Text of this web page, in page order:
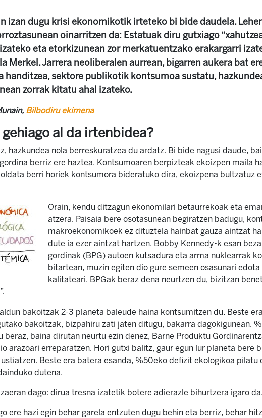
izan dugu krisi ekonomikotik irteteko bi bide daudela.
oinarritzen da: Estatuak diru gutxiago
eta etorkizunean zor merkatuentzako erakargarri
Merkel. Jarrera neoliberalen aurrean, bigarren aukera bat
handitzea, sektore publikotik kontsumoa sustatu,
zorrak kitatu ahal izateko.
Bilbodiru ekimena
al da irtenbidea?
hazkundea nola berreskuratzea du ardatz. Bi bide nagusi daude,
berriz ere haztea. Kontsumoaren berpizteak ekoizpen maila
berri horiek kontsumora bideratuko dira, ekoizpena bultzatuz
Orain, kendu ditzagun ekonomilari betaurrekoak eta
atzera. Paisaia bere osotasunean begiratzen badugu,
makroekonomikoek ez dituztela hainbat gauza aintzat
dute ia ezer aintzat hartzen. Bobby Kennedy-k esan
gordinak (BPG) autoen kutsadura eta arma nuklearrak
bitartean, muzin egiten dio gure semeen osasunari
kalitateari. BPGak beraz dena neurtzen du, bizitzan
bakoitzak 2-3 planeta baleude haina kontsumitzen du. Beste
bakoitzak, bizpahiru zati jaten ditugu, bakarra dagokigunean.
beraz, baina dirutan neurtu ezin denez, Barne Produktu
arazoari erreparatzen. Hori gutxi balitz, gaur egun lur planeta bere
Beste era batera esanda, %50eko defizit ekologikoa pilatu
dutena.
dago: dirua tresna izatetik botere adierazle bihurtzera igaro da.
ere hazi egin behar garela entzuten dugu behin eta berriz, behar